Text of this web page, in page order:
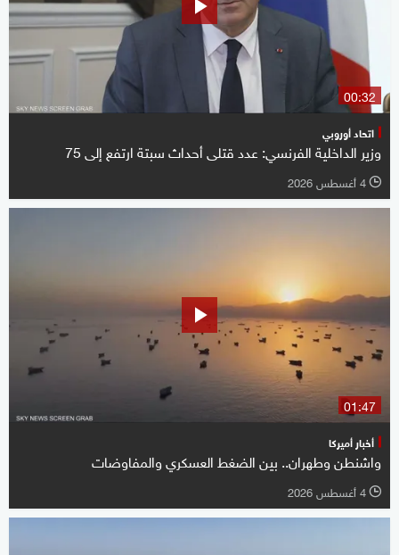
00:32
اتحاد أوروبي
وزير الداخلية الفرنسي: عدد قتلى أحداث سبتة ارتفع ‌إلى 75
l 4 أغسطس 2026
01:47
أخبار أميركا
واشنطن وطهران.. بين الضغط العسكري والمفاوضات
l 4 أغسطس 2026